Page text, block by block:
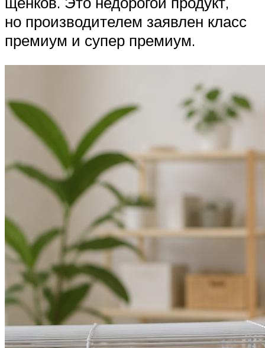
но производителем заявлен класс
премиум и супер премиум.